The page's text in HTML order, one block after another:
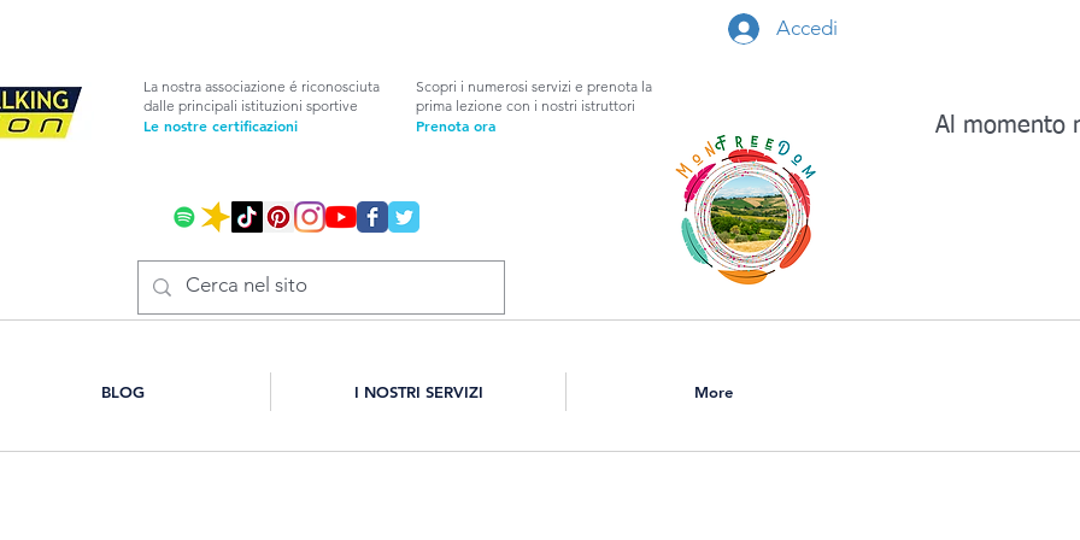
Accedi
La nostra associazione é riconosciuta
dalle principali istituzioni sportive
Le nostre certificazioni
Scopri i numerosi servizi e prenota la
prima lezione con i nostri istruttori
Prenota ora Al momento
BLOG I NOSTRI SERVIZI More